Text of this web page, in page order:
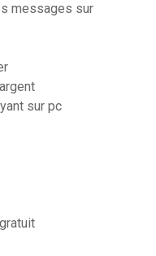
messages sur
sur pc